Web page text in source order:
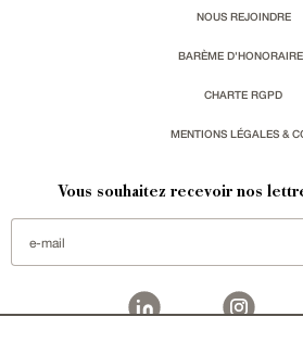
NOUS REJOINDRE
BARÈME
CHARTE RGPD
MENTIONS LÉGALES &
Vous souhaitez recevoir nos